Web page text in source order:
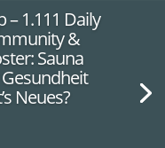
– 1.111 Daily
&
Sauna
Neues?